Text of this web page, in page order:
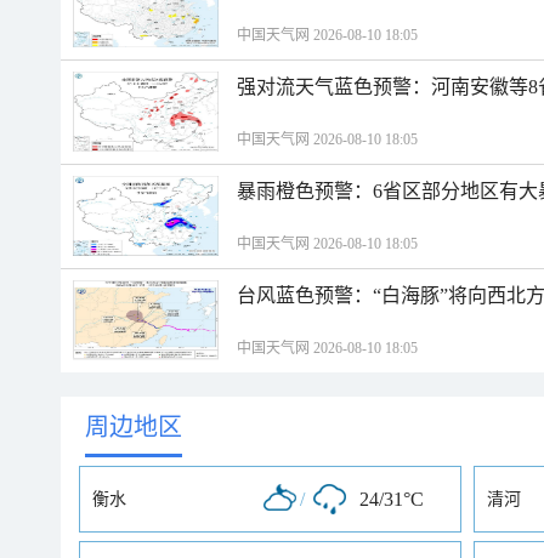
中国天气网 2026-08-10 18:05
强对流天气蓝色预警：河南安徽等
中国天气网 2026-08-10 18:05
暴雨橙色预警：6省区部分地区有
中国天气网 2026-08-10 18:05
台风蓝色预警：“白海豚”将向西北
中国天气网 2026-08-10 18:05
周边地区
衡水 / 24/31°C 清河